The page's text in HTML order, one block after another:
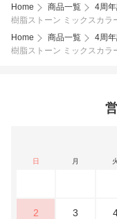
Home
商品一覧 4周
樹脂ストーン ミックスカラ
Home
商品一覧 4周
樹脂ストーン ミックスカラ
日 月
2 3